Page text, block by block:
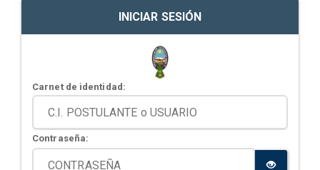
INICIAR SESIÓN
Carnet de identidad:
Contraseña: